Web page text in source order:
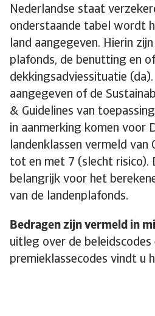
Nederlandse staat
onderstaande tabel wordt
land aangegeven. Hierin
plafonds, de benutting en
dekkingsadviessituatie
aangegeven of de
& Guidelines van
in aanmerking komen voor
landenklassen vermeld van
tot en met 7 (slecht risico).
belangrijk voor het
van de landenplafonds.
Bedragen zijn vermeld in
uitleg over de beleidscodes
premieklassecodes vindt u